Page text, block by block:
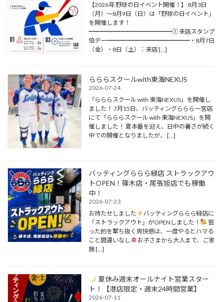
【2026年 野球の日イベント開催！】 8月3日
（月）～8月9日（日）は「野球の日イベント」
を開催します！
━━━━━━━━━━━━━━① 来店スタンプ
倍デー━━━━━━━━━━━━━━・8月7日
（金）・8日（土）：来店 […]
らららスクールwith東海NEXUS
2026-07-24
「らららスクール with 東海NEXUS」を開催し
ました！ 7月15日、バッティングららら一宮店
にて「らららスクール with 東海NEXUS」を開
催しました！ 夏本番を迎え、日中の暑さが続く
中での開催となりましたが、 […]
バッティングららら緑店 ストラックアウ
トOPEN！篠木店・尾張旭店でも稼働
中！
2026-07-23
お待たせしました
バッティングららら緑店に
「ストラックアウト」がOPENしました！
狙
った的を撃ち抜く爽快感は、一度やるとハマる
こと間違いなし
お子さまから大人まで、ご家
族 […]
夏休み週末オールナイト営業スター
ト！【港店限定・週末24時間営業】
2026-07-11